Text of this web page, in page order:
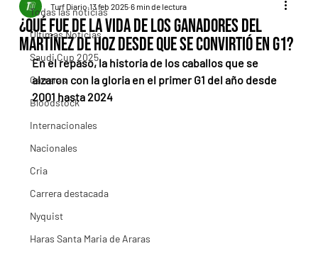
Todas las noticias
Últimas Noticias
Saudi Cup 2025
Carreras
Bloodstock
Internacionales
Nacionales
Cria
Carrera destacada
Nyquist
Haras Santa Maria de Araras
¿Qué fue de la vida de los ganadores del
Martínez de Hoz desde que se convirtió en G1?
Turf Diario 13 feb 2025 6 min de lectura
En el repaso, la historia de los caballos que se
alzaron con la gloria en el primer G1 del año desde
2001 hasta 2024